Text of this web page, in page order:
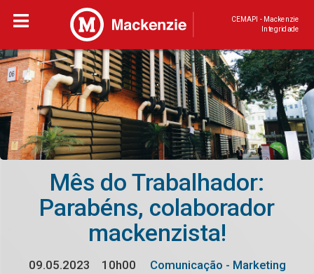
CEMAPI - Mackenzie
Integridade
Mês do Trabalhador:
Parabéns, colaborador
mackenzista!
09.05.2023 10h00
Comunicação - Marketing